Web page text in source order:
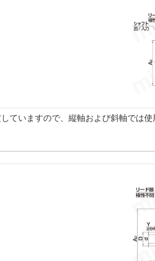
ていますので、縦軸および斜軸では